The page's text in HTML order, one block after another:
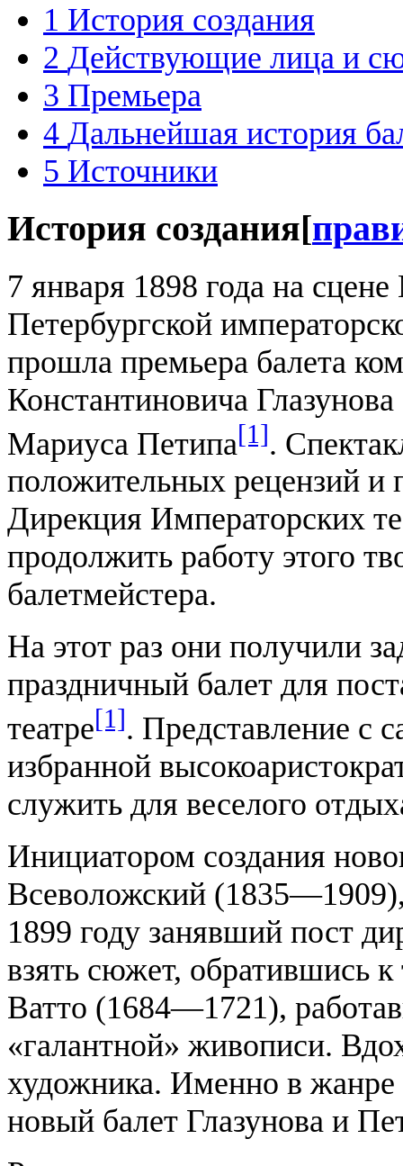
1 История создания
2 Действующие лица и
3 Премьера
4 Дальнейшая история
5 Источники
История создания[
7 января 1898 года на
Петербургской
прошла премьера балета
Константиновича Глазунова
Мариуса Петипа[1].
положительных рецензий и
Дирекция Императорских
продолжить работу этого
балетмейстера.
На этот раз они получили
праздничный балет для
театре[1]. Представление с
избранной
служить для веселого
Инициатором создания
Всеволожский (1835—1909),
1899 году занявший пост
взять сюжет, обратившись
Ватто (1684—1721),
«галантной» живописи.
художника. Именно в жанре
новый балет Глазунова и